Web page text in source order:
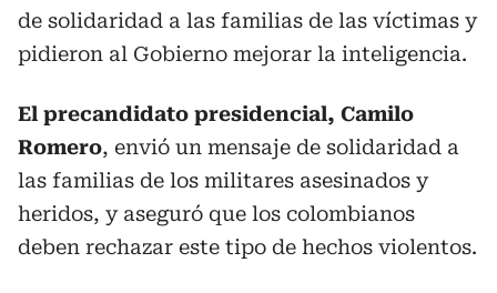
de solidaridad a las familias de las víctimas y
pidieron al Gobierno mejorar la inteligencia.
El precandidato presidencial, Camilo
Romero, envió un mensaje de solidaridad a
las familias de los militares asesinados y
heridos, y aseguró que los colombianos
deben rechazar este tipo de hechos violentos.